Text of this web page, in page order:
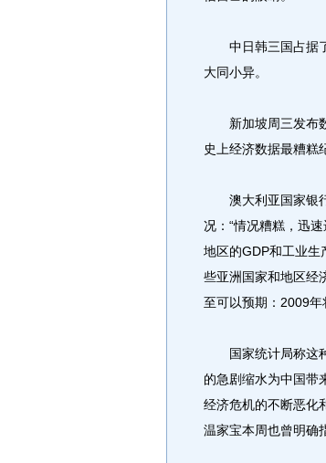
中日韩三国占据了
大同小异。
新加坡周三发布数
史上经济数据最糟糕
澳大利亚国家银行
况：“情况糟糕，迅
地区的GDP和工业生
些亚洲国家和地区经
至可以预期：2009年
国家统计局称这种
的急剧缩水为中国带
经济危机的不断恶化
温家宝本周也曾明确